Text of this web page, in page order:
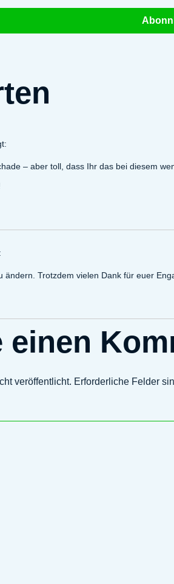
– aber toll, dass Ihr das bei diesem
ändern. Trotzdem vielen Dank für euer
einen
veröffentlicht. Erforderliche Felder